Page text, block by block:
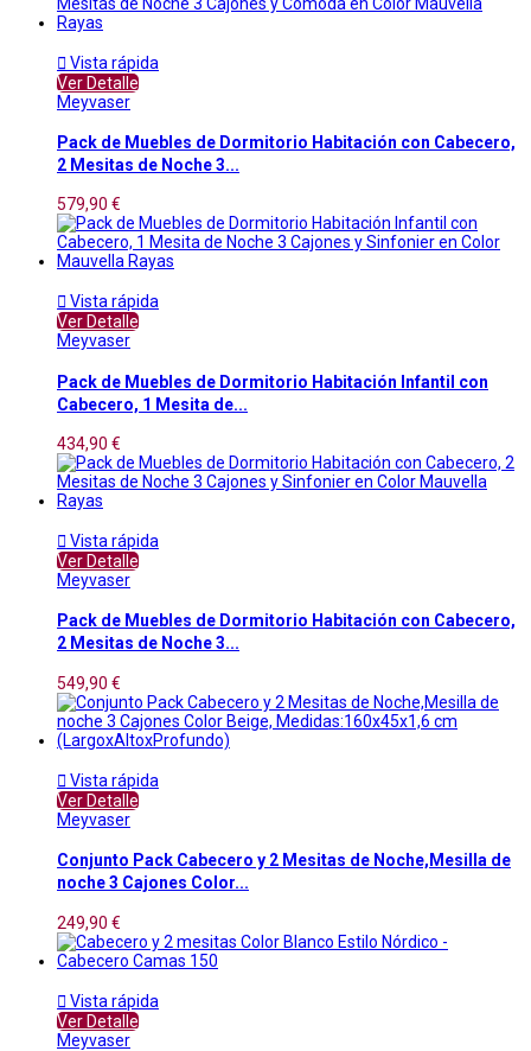
 Vista rápida
Ver Detalle
Meyvaser
Pack de Muebles de Dormitorio Habitación con Cabecero,
2 Mesitas de Noche 3...
579,90 €
 Vista rápida
Ver Detalle
Meyvaser
Pack de Muebles de Dormitorio Habitación Infantil con
Cabecero, 1 Mesita de...
434,90 €
 Vista rápida
Ver Detalle
Meyvaser
Pack de Muebles de Dormitorio Habitación con Cabecero,
2 Mesitas de Noche 3...
549,90 €
 Vista rápida
Ver Detalle
Meyvaser
Conjunto Pack Cabecero y 2 Mesitas de Noche,Mesilla de
noche 3 Cajones Color...
249,90 €
 Vista rápida
Ver Detalle
Meyvaser